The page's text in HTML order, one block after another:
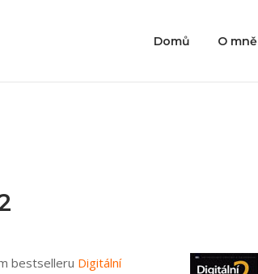
Domů O mně
bestselleru Digitální